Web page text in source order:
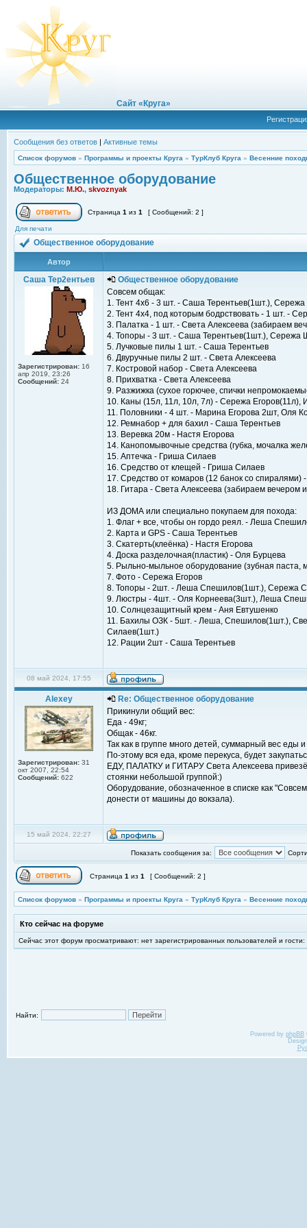
Сайт «Круга»
Сообщения без ответов | Активные темы
Список форумов » Программы и проекты Круга » ТурКлуб Круга » Весенние
Общественное оборудование
Модераторы: М.Ю., skvoznyak
Страница 1 из 1 [ Сообщений: 2 ]
Для печати
Общественное оборудование
Автор
Саша Тер2ентьев
Зарегистрирован: 16
апр 2019, 23:26
Сообщений: 24
Общественное оборудование
Совсем общак:
1. Тент 4x6 - 3 шт. - Саша Терентьев(1шт.),
2. Тент 4х4, под которым бодрствовать - 1 шт. -
3. Палатка - 1 шт. - Света Алексеева (забираем
4. Топоры - 3 шт. - Саша Терентьев(1шт.),
5. Лучковые пилы 1 шт. - Саша Терентьев
6. Двуручные пилы 2 шт. - Света Алексеева
7. Костровой набор - Света Алексеева
8. Прихватка - Света Алексеева
9. Разжижка (сухое горючее, спички
10. Каны (15л, 11л, 10л, 7л) - Сережа
11. Половники - 4 шт. - Марина Егорова 2шт, Оля
12. Ремнабор + для бахил - Саша Терентьев
13. Веревка 20м - Настя Егорова
14. Канопомывочные средства (губка, мочалка
15. Аптечка - Гриша Силаев
16. Средство от клещей - Гриша Силаев
17. Средство от комаров (12 банок со спиралями)
18. Гитара - Света Алексеева (забираем вечером
ИЗ ДОМА или специально покупаем для похода:
1. Флаг + все, чтобы он гордо реял. - Леша
2. Карта и GPS - Саша Терентьев
3. Скатерть(клеёнка) - Настя Егорова
4. Доска разделочная(пластик) - Оля Бурцева
5. Рыльно-мыльное оборудование (зубная паста,
7. Фото - Сережа Егоров
8. Топоры - 2шт. - Леша Спешилов(1шт.), Сережа
9. Люстры - 4шт. - Оля Корнеева(3шт.), Леша
10. Солнцезащитный крем - Аня Евтушенко
11. Бахилы ОЗК - 5шт. - Леша, Спешилов(1шт.),
Силаев(1шт.)
12. Рации 2шт - Саша Терентьев
08 май 2024, 17:55
Alexey
Зарегистрирован: 31
окт 2007, 22:54
Сообщений: 622
Re: Общественное оборудование
Прикинули общий вес:
Еда - 49кг;
Общак - 46кг.
Так как в группе много детей, суммарный вес
По-этому вся еда, кроме перекуса, будет
ЕДУ, ПАЛАТКУ и ГИТАРУ Света Алексеева
стоянки небольшой группой:)
Оборудование, обозначенное в списке как
донести от машины до вокзала).
15 май 2024, 22:27
Показать сообщения за:
Страница 1 из 1 [ Сообщений: 2 ]
Список форумов » Программы и проекты Круга » ТурКлуб Круга » Весенние
Кто сейчас на форуме
Сейчас этот форум просматривают: нет зарегистрированных пользователей и гости:
Найти:
Powered by phpBB